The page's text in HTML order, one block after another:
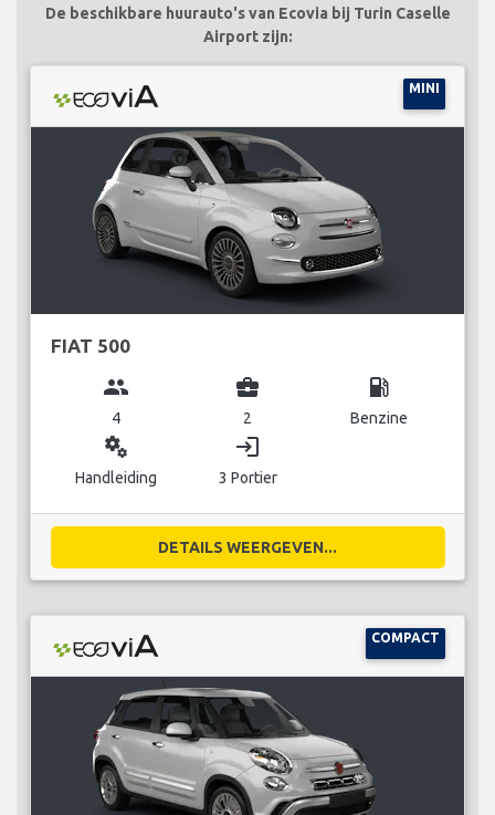
De beschikbare huurauto's van Ecovia bij Turin Caselle
Airport zijn:
MINI
FIAT 500
group
4
business_center
2
local_gas_station
Benzine
miscellaneous_services
Handleiding
login
3 Portier
DETAILS WEERGEVEN...
COMPACT